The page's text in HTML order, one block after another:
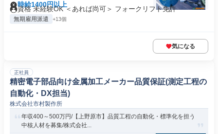
時給1400円以上
資格 未経験OK ＜あれば尚可＞ フォークリフト免許
無期雇用派遣 +13個
気になる
正社員
精密電子部品向け金属加工メーカー品質保証(測定工程の
自動化・DX担当)
株式会社市村製作所
年収400～500万円/【上野原市】品質工程の自動化・標準化を担う
中核人材を募集/株式会社...